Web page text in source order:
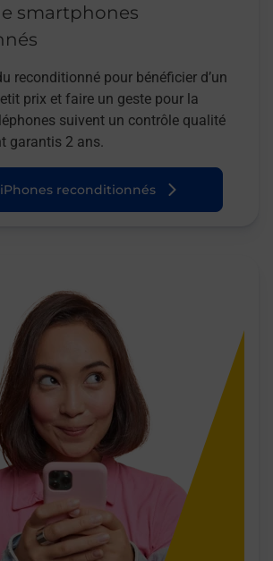
smartphones
reconditionné pour bénéficier d’un
prix et faire un geste pour la
suivent un contrôle qualité
garantis 2 ans.
reconditionnés